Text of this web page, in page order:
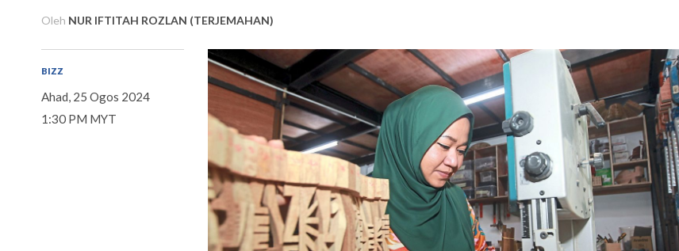
Oleh NUR IFTITAH ROZLAN (TERJEMAHAN)
BIZZ
Ahad, 25 Ogos 2024
1:30 PM MYT